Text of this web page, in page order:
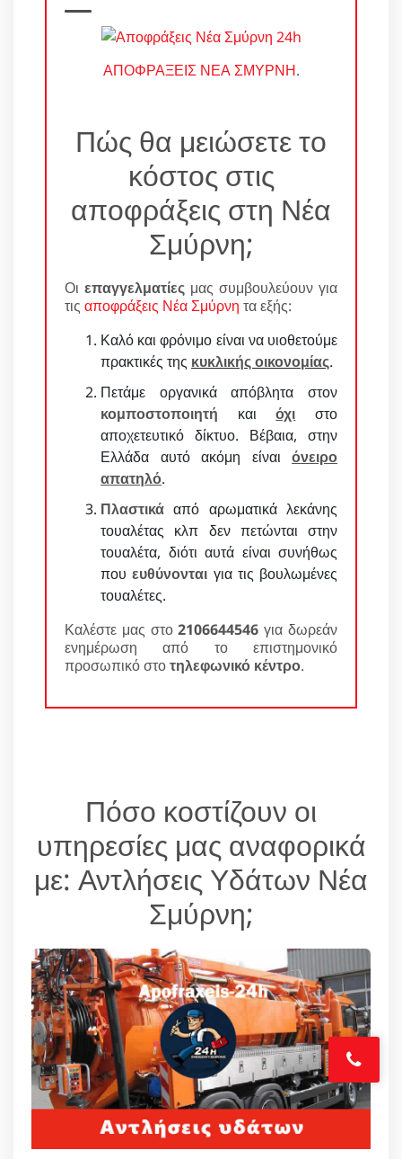
ΑΠΟΦΡΑΞΕΙΣ ΝΕΑ ΣΜΥΡΝΗ.
Πώς θα μειώσετε το
κόστος στις
αποφράξεις στη Νέα
Σμύρνη;
Οι επαγγελματίες μας συμβουλεύουν για
τις αποφράξεις Νέα Σμύρνη τα εξής:
Καλό και φρόνιμο είναι να υιοθετούμε
πρακτικές της κυκλικής οικονομίας.
Πετάμε οργανικά απόβλητα στον
κομποστοποιητή καιόχι στο
αποχετευτικό δίκτυο. Βέβαια, στην
Ελλάδα αυτό ακόμη είναι όνειρο
απατηλό.
Πλαστικά από αρωματικά λεκάνης
τουαλέτας κλπ δεν πετώνται στην
τουαλέτα, διότι αυτά είναι συνήθως
πουευθύνονται για τις βουλωμένες
τουαλέτες.
Καλέστε μας στο2106644546 για δωρεάν
ενημέρωση από το επιστημονικό
προσωπικό στοτηλεφωνικό κέντρο.
Πόσο κοστίζουν οι
υπηρεσίες μας αναφορικά
με: Αντλήσεις Υδάτων Νέα
Σμύρνη;